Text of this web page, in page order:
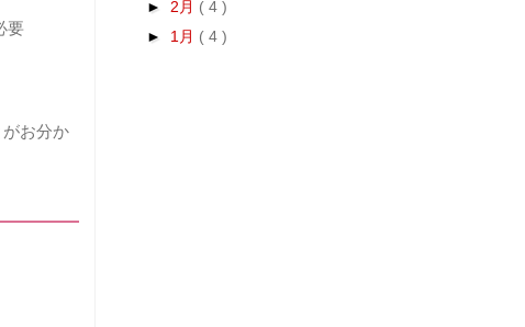
要
お分か
► 2月 ( 4 )
► 1月 ( 4 )